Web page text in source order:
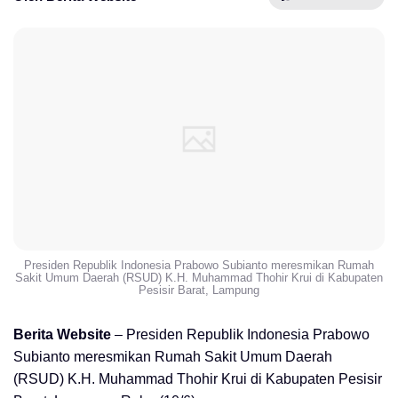
Presiden Republik Indonesia Prabowo Subianto meresmikan Rumah
Sakit Umum Daerah (RSUD) K.H. Muhammad Thohir Krui di Kabupaten
Pesisir Barat, Lampung
Berita Website – Presiden Republik Indonesia Prabowo
Subianto meresmikan Rumah Sakit Umum Daerah
(RSUD) K.H. Muhammad Thohir Krui di Kabupaten Pesisir